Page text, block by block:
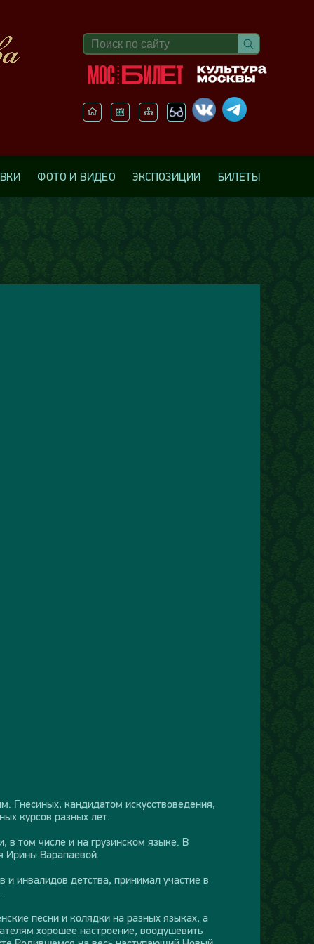
ФОТО И ВИДЕО ЭКСПОЗИЦИИ БИЛЕТЫ
Гнесиных, кандидатом искусствоведения,
курсов разных лет.
в том числе и на грузинском языке. В
Ирины Варапаевой.
инвалидов детства, принимал участие в
песни и колядки на разных языках, а
хорошее настроение, воодушевить